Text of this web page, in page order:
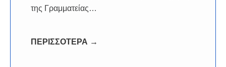
της Γραμματείας…
ΠΕΡΙΣΣΟΤΕΡΑ →